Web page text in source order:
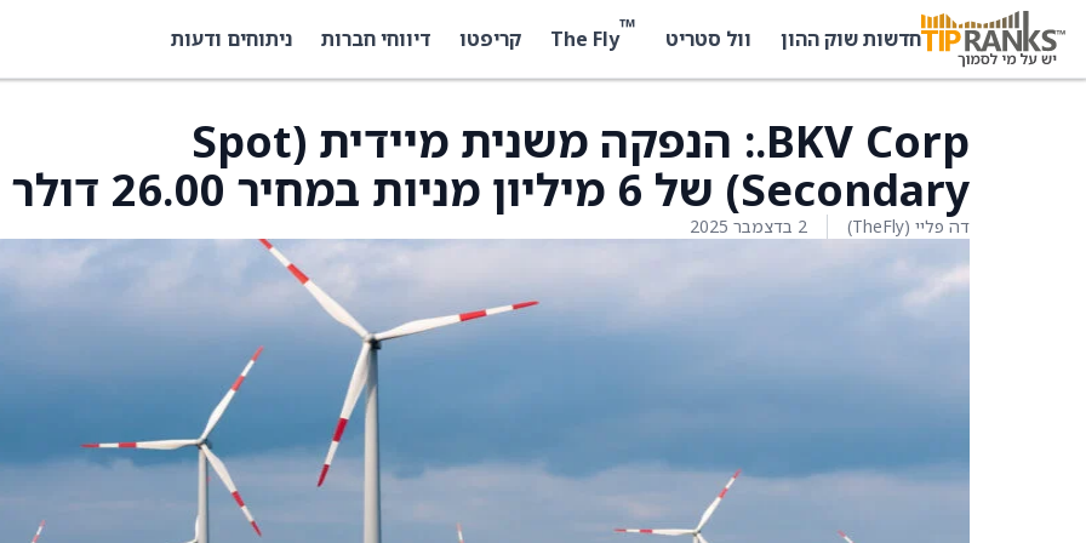
חדשות שוק ההון וול סטריט ™
The Fly קריפטו דיווחי חברות ניתוחים ודעות
BKV Corp.: הנפקה משנית מיידית (Spot
Secondary) של 6 מיליון מניות במחיר 26.00 דולר
דה פליי (TheFly) 2 בדצמבר 2025